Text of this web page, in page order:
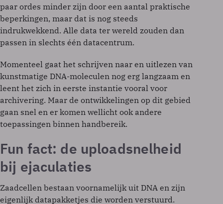
paar ordes minder zijn door een aantal praktische
beperkingen, maar dat is nog steeds
indrukwekkend. Alle data ter wereld zouden dan
passen in slechts één datacentrum.
Momenteel gaat het schrijven naar en uitlezen van
kunstmatige DNA-moleculen nog erg langzaam en
leent het zich in eerste instantie vooral voor
archivering. Maar de ontwikkelingen op dit gebied
gaan snel en er komen wellicht ook andere
toepassingen binnen handbereik.
Fun fact: de uploadsnelheid
bij ejaculaties
Zaadcellen bestaan voornamelijk uit DNA en zijn
eigenlijk datapakketjes die worden verstuurd.